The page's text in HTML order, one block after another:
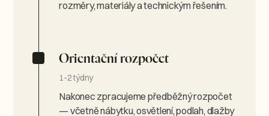
rozměry, materiály a technickým řešením.
Orientační rozpočet
1-2 týdny
Nakonec zpracujeme předběžný rozpočet
— včetně nábytku, osvětlení, podlah, dlažby